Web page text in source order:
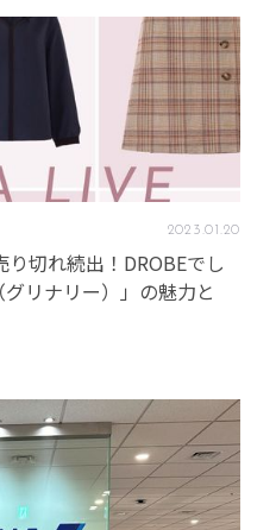
2023 .01 .20
り切れ続出！DROBEでし
グリナリー）」の魅力と